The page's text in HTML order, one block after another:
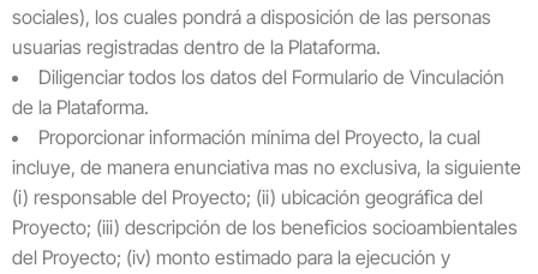
sociales), los cuales pondrá a disposición de las personas
usuarias registradas dentro de la Plataforma.
Diligenciar todos los datos del Formulario de Vinculación
de la Plataforma.
Proporcionar información mínima del Proyecto, la cual
incluye, de manera enunciativa mas no exclusiva, la siguiente
(i) responsable del Proyecto; (ii) ubicación geográfica del
Proyecto; (iii) descripción de los beneficios socioambientales
del Proyecto; (iv) monto estimado para la ejecución y